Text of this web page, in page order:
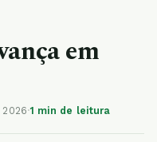
em
·1 min de leitura